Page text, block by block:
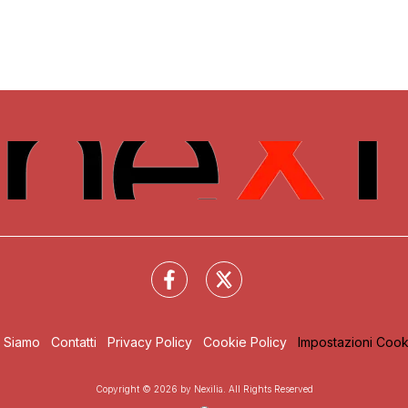
Siamo Contatti Privacy Policy Cookie Policy Impostazioni
Copyright © 2026 by Nexilia. All Rights Reserved